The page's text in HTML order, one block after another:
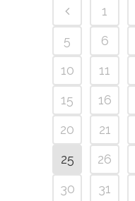
1
5
6
10
11
15
16
20
21
25
26
30
31